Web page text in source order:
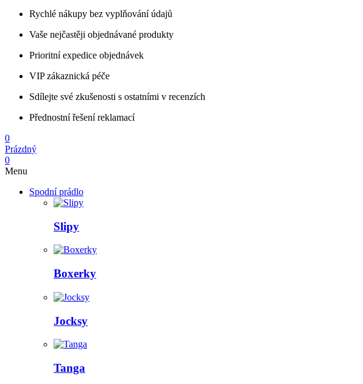
Rychlé nákupy bez vyplňování údajů
Vaše nejčastěji objednávané produkty
Prioritní expedice objednávek
VIP zákaznická péče
Sdílejte své zkušenosti s ostatními v recenzích
Přednostní řešení reklamací
0
Prázdný
0
Menu
Spodní prádlo
Slipy
Boxerky
Jocksy
Tanga